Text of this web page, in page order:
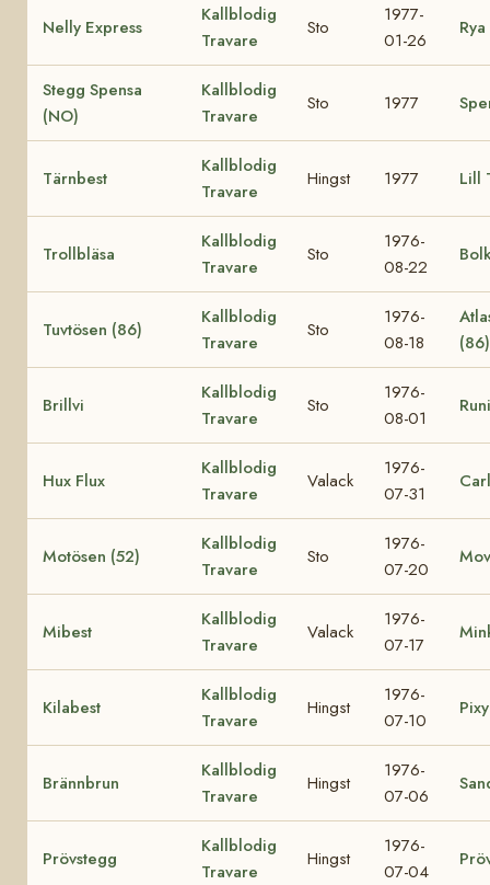
Nelly Express
Kallblodig
Travare
Sto
1977-
01-26
Stegg Spensa
(NO)
Kallblodig
Travare
Sto 1977
Tärnbest
Kallblodig
Travare
Hingst 1977 Lill
Trollbläsa
Kallblodig
Travare
Sto
1976-
08-22
Tuvtösen (86)
Kallblodig
Travare
Sto
1976-
08-18
Brillvi
Kallblodig
Travare
Sto
1976-
08-01
Hux Flux
Kallblodig
Travare
Valack
1976-
07-31
Motösen (52)
Kallblodig
Travare
Sto
1976-
07-20
Mibest
Kallblodig
Travare
Valack
1976-
07-17
Kilabest
Kallblodig
Travare
Hingst
1976-
07-10
Pixy
Brännbrun
Kallblodig
Travare
Hingst
1976-
07-06
Prövstegg
Kallblodig
Travare
Hingst
1976-
07-04